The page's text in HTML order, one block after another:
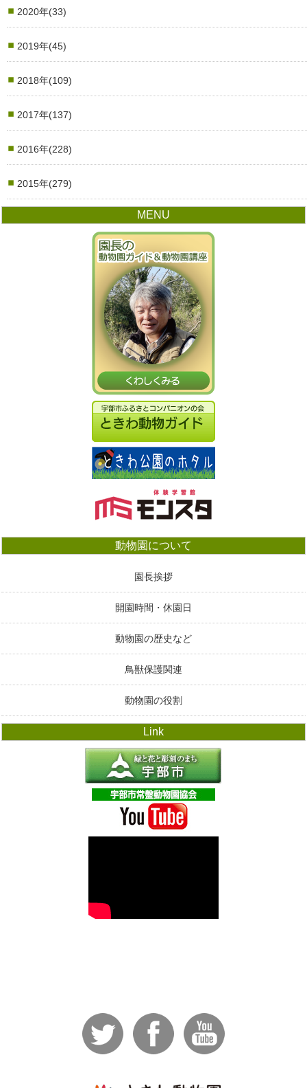
2020年(33)
2019年(45)
2018年(109)
2017年(137)
2016年(228)
2015年(279)
MENU
動物園について
園長挨拶
開園時間・休園日
動物園の歴史など
鳥獣保護関連
動物園の役割
Link